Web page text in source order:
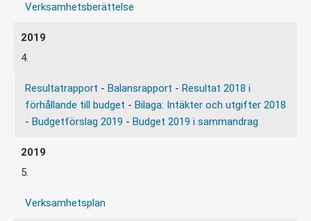
Verksamhetsberättelse
4.
Resultatrapport - Balansrapport - Resultat 2018 i
förhållande till budget - Bilaga: Intäkter och utgifter 2018
- Budgetförslag 2019 - Budget 2019 i sammandrag
5.
Verksamhetsplan